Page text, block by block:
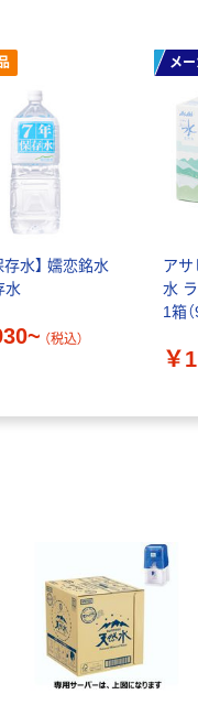
存水】 嬬恋銘水
水
（税込）
メ
アサ
水
1箱
￥